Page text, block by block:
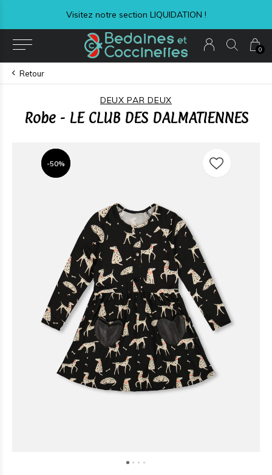
0
Visitez notre section LIQUIDATION !
Retour
DEUX PAR DEUX
Robe - LE CLUB DES DALMATIENNES
-50%
-50%